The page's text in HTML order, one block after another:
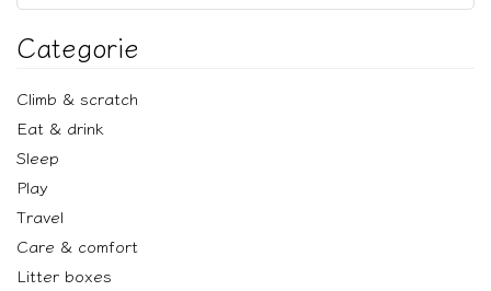
Categorie
Climb & scratch
Eat & drink
Sleep
Play
Travel
Care & comfort
Litter boxes